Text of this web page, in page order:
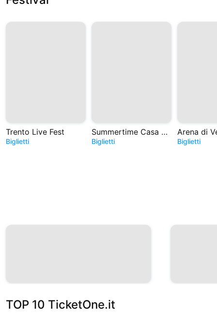
Trento Live Fest
Biglietti
Summertime Casa del Jazz 2026
Biglietti Biglietti
TOP 10 TicketOne.it